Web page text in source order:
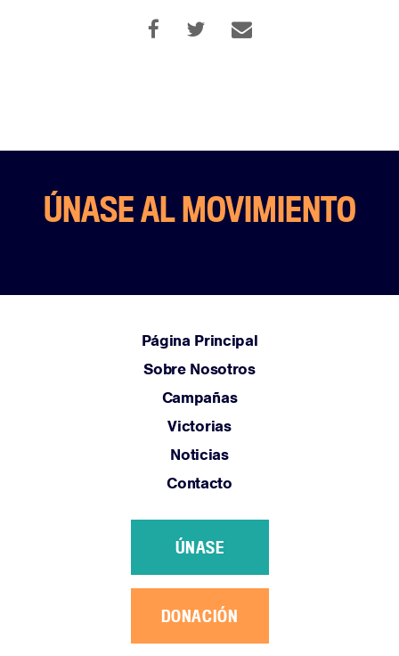
ÚNASE AL MOVIMIENTO
Página Principal
Sobre Nosotros
Campañas
Victorias
Noticias
Contacto
ÚNASE
DONACIÓN